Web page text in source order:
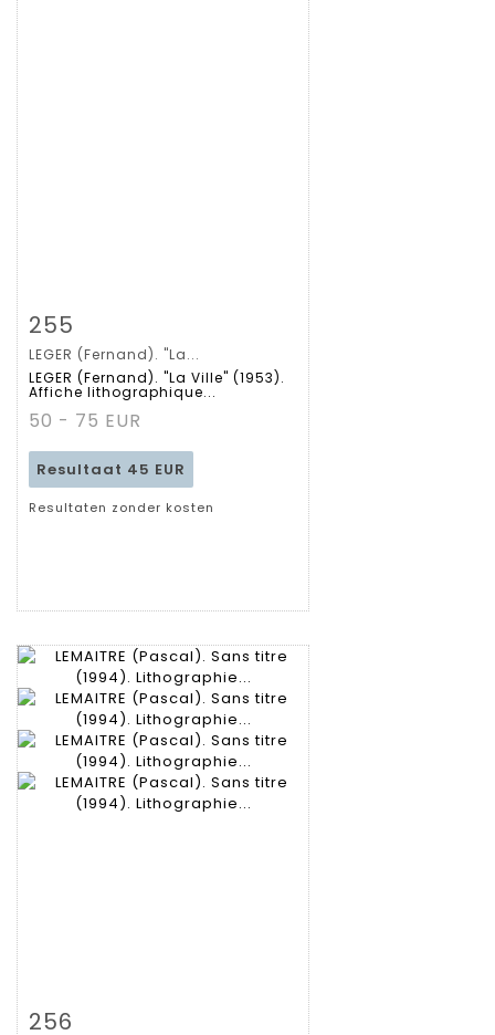
Gedetailleerde
fiche
255
LEGER (Fernand). "La...
LEGER (Fernand). "La Ville" (1953).
Affiche lithographique...
50 - 75 EUR
Resultaat 45 EUR
Resultaten zonder kosten
256